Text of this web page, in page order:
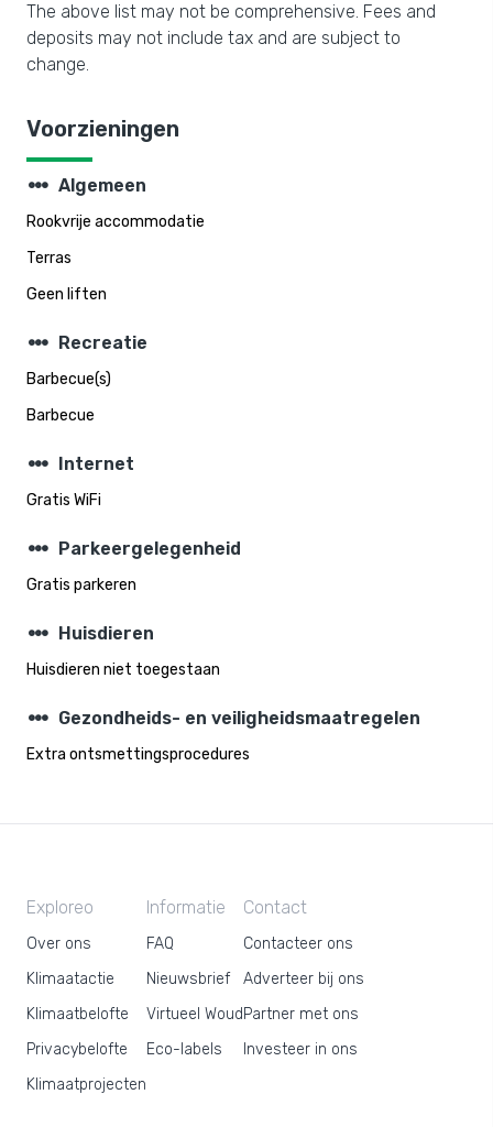
The above list may not be comprehensive. Fees and
deposits may not include tax and are subject to
change.
Voorzieningen
steppers Algemeen
Rookvrije accommodatie
Terras
Geen liften
steppers Recreatie
Barbecue(s)
Barbecue
steppers Internet
Gratis WiFi
steppers Parkeergelegenheid
Gratis parkeren
steppers Huisdieren
Huisdieren niet toegestaan
steppers Gezondheids- en veiligheidsmaatregelen
Extra ontsmettingsprocedures
Exploreo
Over ons
Klimaatactie
Klimaatbelofte
Privacybelofte
Klimaatprojecten
Informatie
FAQ
Nieuwsbrief
Virtueel Woud
Eco-labels
Contact
Contacteer ons
Adverteer bij ons
Partner met ons
Investeer in ons